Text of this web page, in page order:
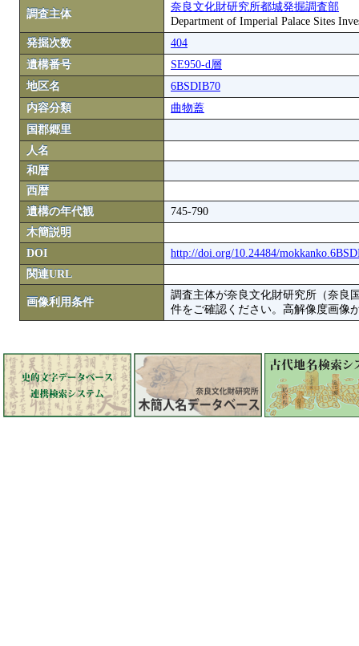
調査主体
奈良文化財研究所都城発掘調査部
Department of Imperial Palace Sites
発掘次数
404
遺構番号
SE950-d層
地区名
6BSDIB70
内容分類
曲物蓋
国郡郷里
人名
和暦
西暦
遺構の年代観
745-790
木簡説明
DOI
http://doi.org/10.24484/
関連URL
画像利用条件
調査主体が奈良文化財研究所（奈良
件をご確認ください。高解像度画像